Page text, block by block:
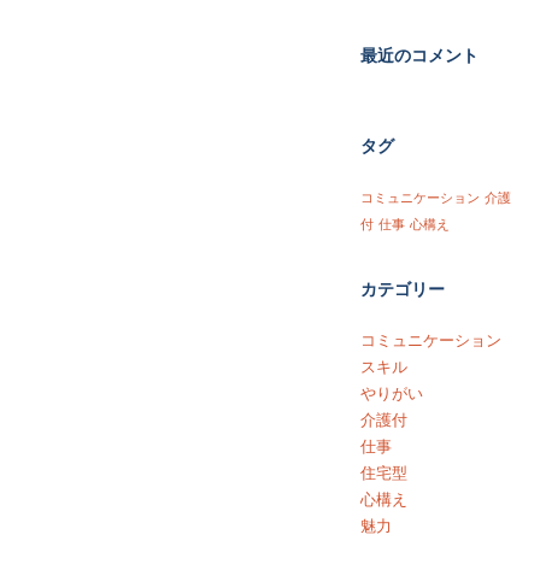
最近のコメント
タグ
コミュニケーション 介護
付 仕事 心構え
カテゴリー
コミュニケーション
スキル
やりがい
介護付
仕事
住宅型
心構え
魅力